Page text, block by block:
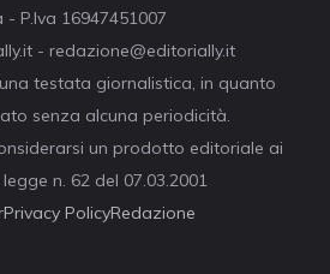
- P.Iva 16947451007
- redazione@editorially.it
testata giornalistica, in quanto
senza alcuna periodicità.
un prodotto editoriale ai
n. 62 del 07.03.2001
Privacy PolicyRedazione